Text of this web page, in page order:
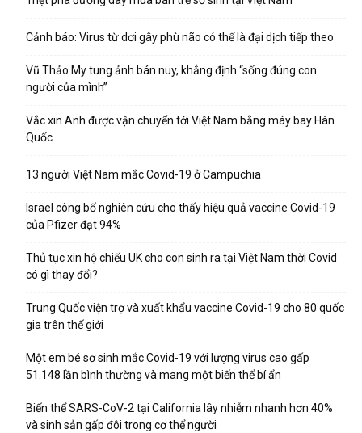
Cảnh báo: Virus từ dơi gây phù não có thể là đại dịch tiếp theo
Vũ Thảo My tung ảnh bán nuy, khẳng định “sống đúng con
người của mình”
Vắc xin Anh được vận chuyển tới Việt Nam bằng máy bay Hàn
Quốc
13 người Việt Nam mắc Covid-19 ở Campuchia
Israel công bố nghiên cứu cho thấy hiệu quả vaccine Covid-19
của Pfizer đạt 94%
Thủ tục xin hộ chiếu UK cho con sinh ra tại Việt Nam thời Covid
có gì thay đổi?
Trung Quốc viện trợ và xuất khẩu vaccine Covid-19 cho 80 quốc
gia trên thế giới
Một em bé sơ sinh mắc Covid-19 với lượng virus cao gấp
51.148 lần bình thường và mang một biến thể bí ẩn
Biến thể SARS-CoV-2 tại California lây nhiễm nhanh hơn 40%
và sinh sản gấp đôi trong cơ thể người